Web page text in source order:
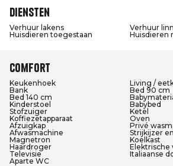
Diensten
Verhuur lakens
Verhuur
Huisdieren toegestaan
Huisdieren
Comfort
Keukenhoek
Living /
Bank
Bed 90 cm
Bed 140 cm
Kinderstoel
Babybed
Stofzuiger
Ketel
Koffiezetapparaat
Oven
Afzuigkap
Privé
Afwasmachine
Strijkijzer
Magnetron
Koelkast
Haardroger
Elektrische
Televisie
Italiaanse
Aparte WC